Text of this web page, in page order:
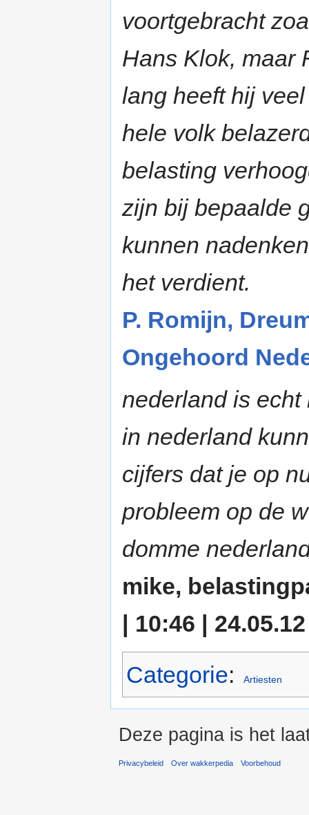
voortgebracht
Hans Klok, maar
lang heeft hij
hele volk
belasting
zijn bij bepaalde
kunnen
het verdient.
P. Romijn,
Ongehoord
nederland is echt
in nederland
cijfers dat je op
probleem op de
domme
mike,
| 10:46 | 24.05.12
Categorie: Artiesten
Deze pagina is het
Privacybeleid Over wakkerpedia Voorbehoud